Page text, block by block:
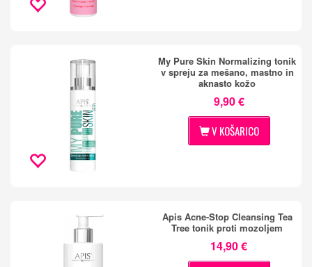
My Pure Skin Normalizing tonik
v spreju za mešano, mastno in
aknasto kožo
9,90 €
V KOŠARICO
Apis Acne-Stop Cleansing Tea
Tree tonik proti mozoljem
14,90 €